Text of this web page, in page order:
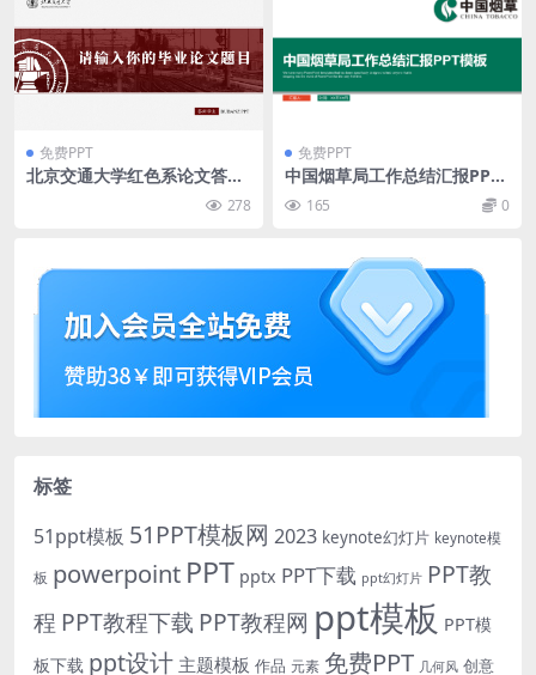
免费PPT
北京交通大学红色系论文答辩
278
免费PPT
中国烟草局工作总结汇报PPT
模板165 0
标签
51ppt模板 51PPT模板网 2023 keynote幻灯片 keynote模
板 powerpoint PPT pptx PPT下载 ppt幻灯片 PPT教
程 PPT教程下载 PPT教程网 ppt模板 PPT模
板下载 ppt设计 主题模板 作品 元素 免费PPT 几何风 创意